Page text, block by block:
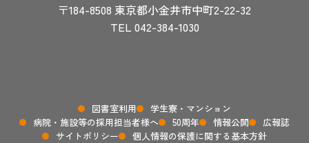
〒184-8508 東京都小金井市中町2-22-32
TEL 042-384-1030
図書室利用
学生寮・マンション
病院・施設等の採用担当者様へ
50周年 情報公開
広報誌
サイトポリシー
個人情報の保護に関する基本方針